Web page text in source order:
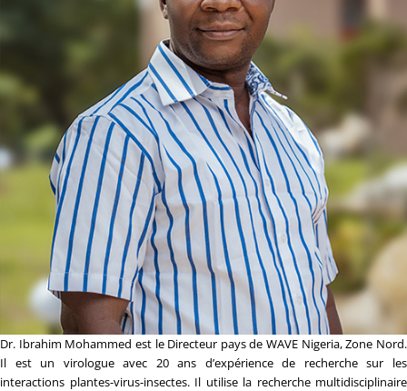
Dr. Ibrahim Mohammed est le Directeur pays de WAVE Nigeria, Zone Nord.
Il est un virologue avec 20 ans d’expérience de recherche sur les
interactions plantes-virus-insectes. Il utilise la recherche multidisciplinaire